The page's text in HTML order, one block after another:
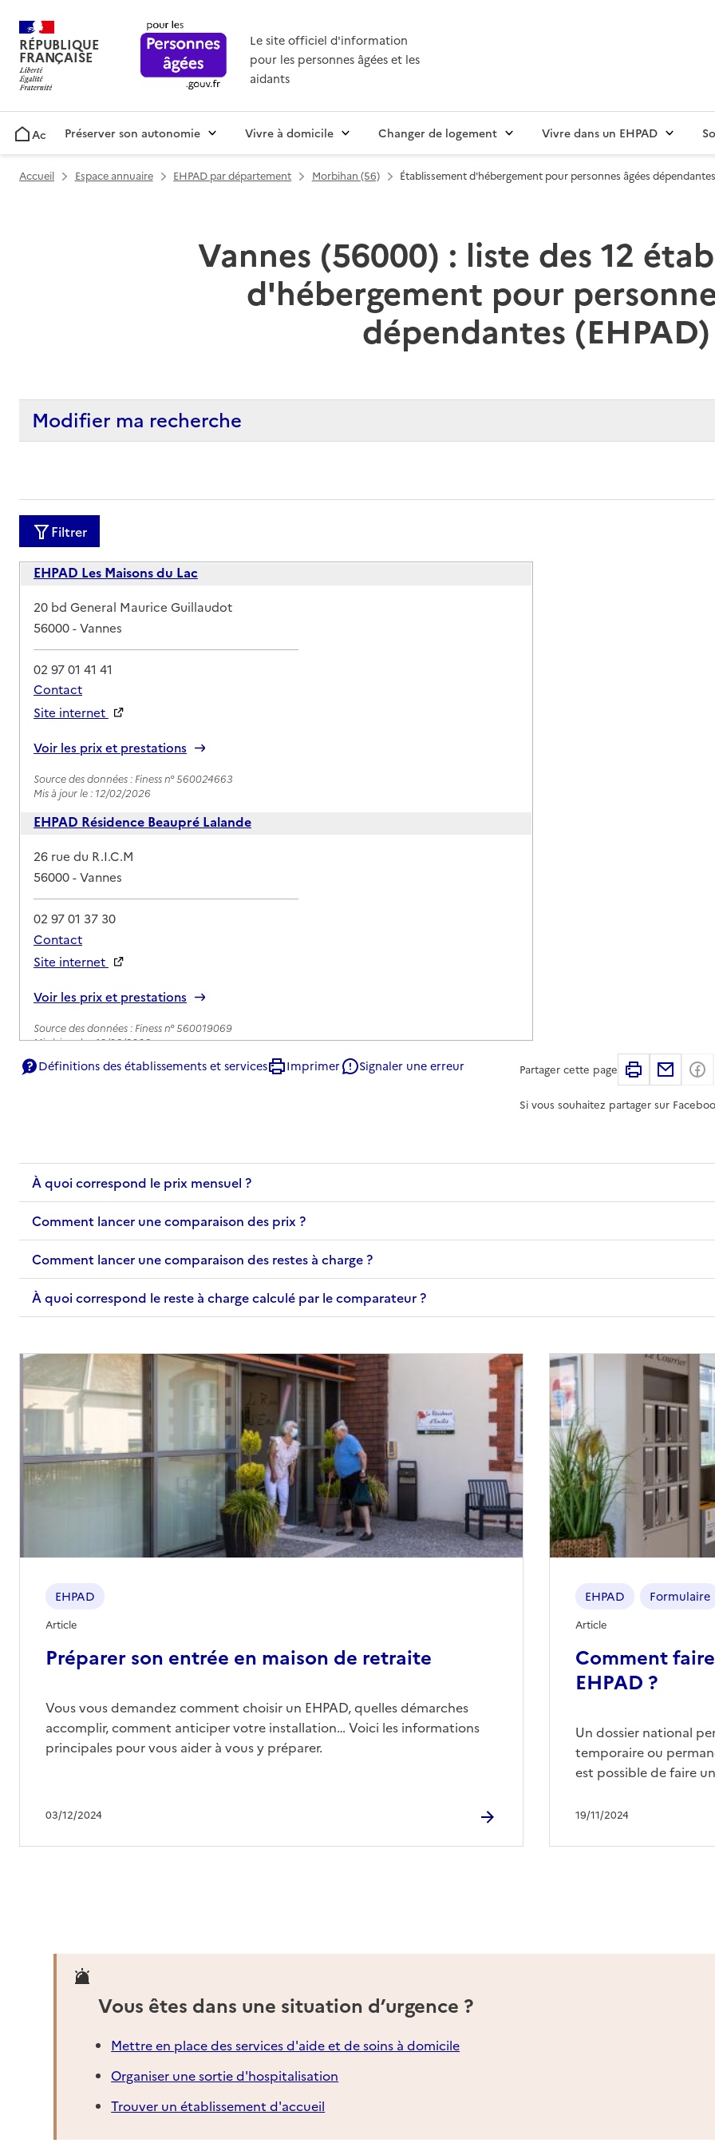
RÉPUBLIQUE
FRANÇAISE
Le site officiel d'information
pour les personnes âgées et les
aidants
AccueilPréserver son autonomie Vivre à domicile Changer de logement Vivre dans un EHPAD
Accueil Espace annuaire EHPAD par département Morbihan (56) Établissement d'hébergement pour personnes âgées
Vannes (56000) : liste des 12
d'hébergement pour
dépendantes (EHPAD)
Modifier ma recherche
Filtrer
EHPAD Les Maisons du Lac
Adresse
20 bd General Maurice Guillaudot
56000-Vannes
02 97 01 41 41
Contact
Site internet
Voir les prix et prestations
Source des données : Finess n° 560024663
Mis à jour le : 12/02/2026
EHPAD Résidence Beaupré Lalande
Adresse
26 rue du R.I.C.M
56000-Vannes
02 97 01 37 30
Contact
Site internet
Voir les prix et prestations
Source des données : Finess n° 560019069
Mis à jour le : 12/06/2026
EHPAD Kérélys
02 97 48 45 80
Contact
Rapport HAS
Voir les prix et prestations
Source des données : Finess n° 560025645
Mis à jour le : 17/07/2026
EHPAD Mareva Les Nymphéas
Adresse
17 rue du 505ème R.C.C.
Vannes
02 97 47 07 07
Contact
Site internet
Rapport HAS
Source des données : Finess n° 560003634
Adresse
26 rue Vincent Rouille
56000-
02 97 46 43 54
Site internet
Rapport HAS
Voir les prix et prestations
EHPAD Mareva Parc Er Vor
Adresse
Site internet
Rapport HAS
Mis à jour le : 12/02/2026
EHPAD Parc du Carmel
26 rue Vincent Rouille
Définitions des établissements et services Imprimer Signaler une erreur Partager cette page Imprimer
Si vous souhaitez partager sur
À quoi correspond le prix mensuel ?
Comment lancer une comparaison des prix ?
Comment lancer une comparaison des restes à charge ?
À quoi correspond le reste à charge calculé par le comparateur ?
Préparer son entrée en maison de retraite
03/12/2024
EHPAD
Article
Vous vous demandez comment choisir un EHPAD, quelles démarches
accomplir, comment anticiper votre installation… Voici les informations
principales pour vous aider à vous y préparer.
Comment
EHPAD ?
19/11/2024
EHPAD Formulaire
Article
Un dossier national
temporaire ou
est possible de faire
Vous êtes dans une situation d’urgence ?
Mettre en place des services d'aide et de soins à domicile
Organiser une sortie d'hospitalisation
Trouver un établissement d'accueil